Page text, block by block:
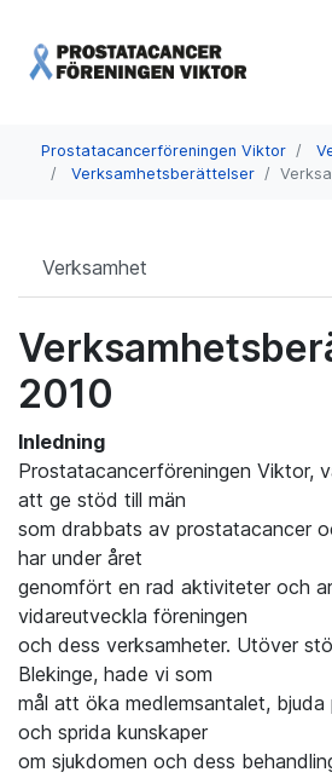
Prostatacancerföreningen Viktor
Verksamhetsberättelser
Verksamhet
2010
Inledning
Prostatacancerföreningen Viktor,
att ge stöd till män
som drabbats av prostatacancer
har under året
genomfört en rad aktiviteter och
vidareutveckla föreningen
och dess verksamheter. Utöver
Blekinge, hade vi som
mål att öka medlemsantalet, bjuda
och sprida kunskaper
om sjukdomen och dess